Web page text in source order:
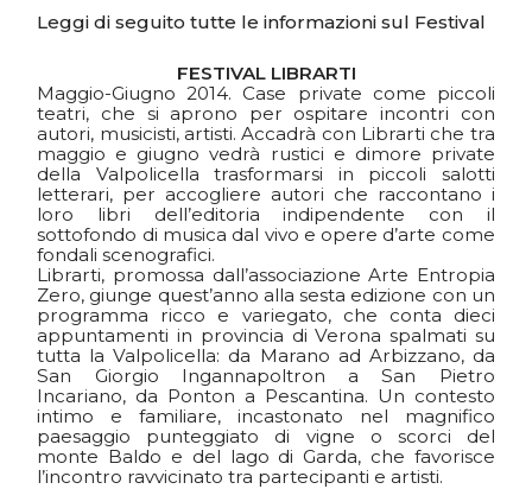
Leggi di seguito tutte le informazioni sul Festival
FESTIVAL LIBRARTI
Maggio-Giugno 2014. Case private come piccoli
teatri, che si aprono per ospitare incontri con
autori, musicisti, artisti. Accadrà con Librarti che tra
maggio e giugno vedrà rustici e dimore private
della Valpolicella trasformarsi in piccoli salotti
letterari, per accogliere autori che raccontano i
loro libri dell’editoria indipendente con il
sottofondo di musica dal vivo e opere d’arte come
fondali scenografici.
Librarti, promossa dall’associazione Arte Entropia
Zero, giunge quest’anno alla sesta edizione con un
programma ricco e variegato, che conta dieci
appuntamenti in provincia di Verona spalmati su
tutta la Valpolicella: da Marano ad Arbizzano, da
San Giorgio Ingannapoltron a San Pietro
Incariano, da Ponton a Pescantina. Un contesto
intimo e familiare, incastonato nel magnifico
paesaggio punteggiato di vigne o scorci del
monte Baldo e del lago di Garda, che favorisce
l’incontro ravvicinato tra partecipanti e artisti.